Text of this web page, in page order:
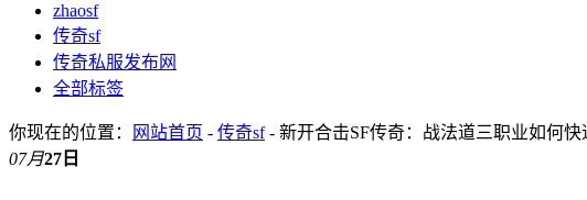
zhaosf
传奇sf
传奇私服发布网
全部标签
你现在的位置： 网站首页 - 传奇sf- 新开合击SF传奇：战法道三职业如何快
07月27日